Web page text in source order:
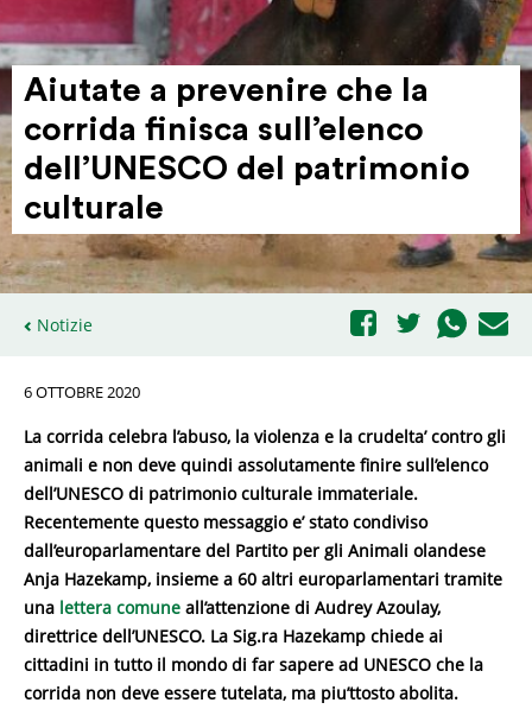
Aiutate a prevenire che la
corrida finisca sull’e­lenco
dell’U­NESCO del patri­monio
culturale
Notizie
6 OTTOBRE 2020
La corrida celebra l’abuso, la violenza e la crudelta’ contro gli
animali e non deve quindi assolutamente finire sull’elenco
dell’UNESCO di patrimonio culturale immateriale.
Recentemente questo messaggio e’ stato condiviso
dall’europarlamentare del Partito per gli Animali olandese
Anja Hazekamp, insieme a 60 altri europarlamentari tramite
una lettera comune all’attenzione di Audrey Azoulay,
direttrice dell’UNESCO. La Sig.ra Hazekamp chiede ai
cittadini in tutto il mondo di far sapere ad UNESCO che la
corrida non deve essere tutelata, ma piu’ttosto abolita.